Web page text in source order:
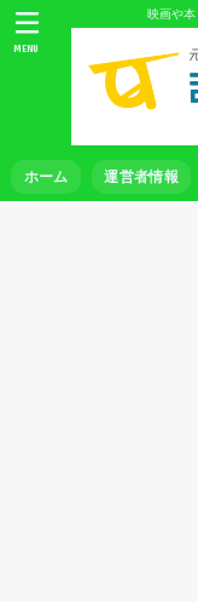
映画や
ホーム 運営者情報
MENU